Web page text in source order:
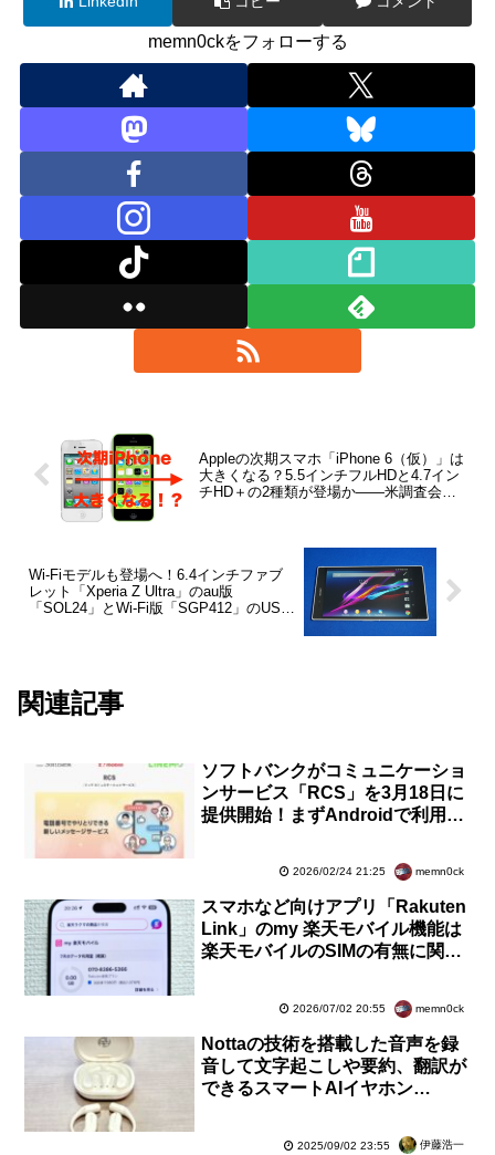
memn0ckをフォローする
Appleの次期スマホ「iPhone 6（仮）」は
大きくなる？5.5インチフルHDと4.7イン
チHD＋の2種類が登場か――米調査会社
Wi-Fiモデルも登場へ！6.4インチファブ
レット「Xperia Z Ultra」のau版
「SOL24」とWi-Fi版「SGP412」のUSB
関連記事
ソフトバンクがコミュニケーショ
ンサービス「RCS」を3月18日に
提供開始！まずAndroidで利用で
2026/02/24 21:25 memn0ck
スマホなど向けアプリ「Rakuten
Link」のmy 楽天モバイル機能は
楽天モバイルのSIMの有無に関係
2026/07/02 20:55 memn0ck
Nottaの技術を搭載した音声を録
音して文字起こしや要約、翻訳が
できるスマートAIイヤホン
2025/09/02 23:55 伊藤浩一